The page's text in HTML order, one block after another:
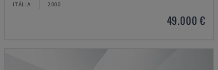
ITÁLIA 2000
49.000 €